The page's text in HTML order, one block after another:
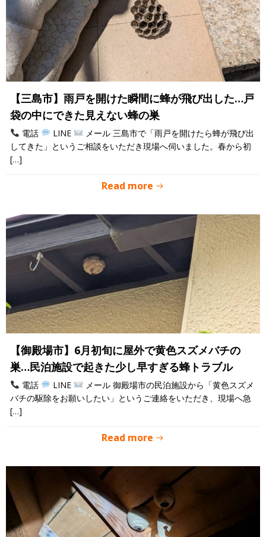
【三島市】雨戸を開けた瞬間に蜂が飛び出した…戸
袋の中にできた見えない蜂の巣
電話 LINE
メール 三島市で「雨戸を開けたら蜂が飛び出
してきた」というご相談をいただき現場へ伺いました。春から初
[…]
Read more
【御殿場市】6月初旬に屋外で黄色スズメバチの
巣…民泊施設で起きた少し早すぎる蜂トラブル
電話 LINE
メール 御殿場市の民泊施設から「黄色スズメ
バチの駆除をお願いしたい」というご連絡をいただき、現場へ急
[…]
Read more